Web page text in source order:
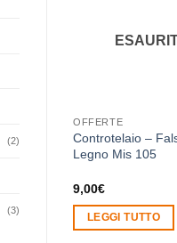
(2)
(3)
OFFERTE
Controtelaio –
Legno Mis 105
9,00€
LEGGI TUTTO